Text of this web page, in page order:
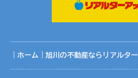
｜ホーム｜旭川の不動産ならリアルター